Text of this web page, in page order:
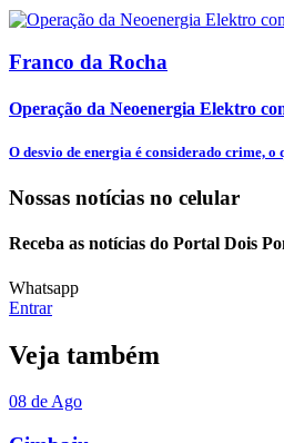
Franco da Rocha
Operação da Neoenergia Elektro
O desvio de energia é considerado crime,
Nossas notícias no celular
Receba as notícias do Portal Dois
Whatsapp
Entrar
Veja também
08 de Ago